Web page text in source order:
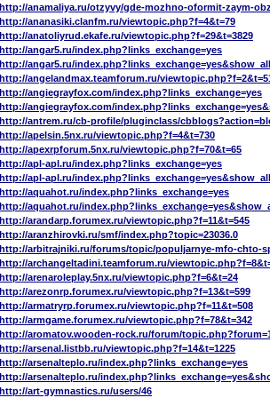
http://anamaliya.ru/otzyvy/gde-mozhno-oformit-zaym-
http://ananasiki.clanfm.ru/viewtopic.php?f=4&t=79
http://anatoliyrud.ekafe.ru/viewtopic.php?f=29&t=3829
http://angar5.ru/index.php?links_exchange=yes
http://angar5.ru/
http://angelandmax.teamforum.ru/
http://angiegrayfox.com/index.php?links_exchange=yes
http://angiegrayfox.com/
http://antrem.ru/cb-profile/pluginclass/
http://apelsin.5nx.ru/viewtopic.php?f=4&t=730
http://apexrpforum.5nx.ru/viewtopic.php?f=70&t=65
http://apl-apl.ru/index.php?links_exchange=yes
http://apl-apl.ru/
http://aquahot.ru/index.php?links_exchange=yes
http://aquahot.ru/
http://arandarp.forumex.ru/viewtopic.php?f=11&t=545
http://aranzhirovki.ru/smf/index.php?topic=23036.0
http://arbitrajniki.ru/forums/topic/populjarnye-mfo-chto-
http://archangeltadini.teamforum.ru/
http://arenaroleplay.5nx.ru/viewtopic.php?f=6&t=24
http://arezonrp.forumex.ru/viewtopic.php?f=13&t=599
http://armatryrp.forumex.ru/viewtopic.php?f=11&t=508
http://armgame.forumex.ru/viewtopic.php?f=78&t=342
http://aromatov.wooden-rock.ru/forum/
http://arsenal.listbb.ru/viewtopic.php?f=14&t=1225
http://arsenalteplo.ru/index.php?links_exchange=yes
http://arsenalteplo.ru/
http://art-gymnastics.ru/users/46